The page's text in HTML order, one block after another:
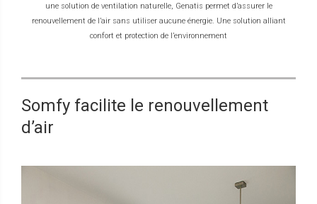
une solution de ventilation naturelle, Genatis permet d’assurer le
renouvellement de l’air sans utiliser aucune énergie. Une solution alliant
confort et protection de l’environnement
Somfy facilite le renouvellement
d’air